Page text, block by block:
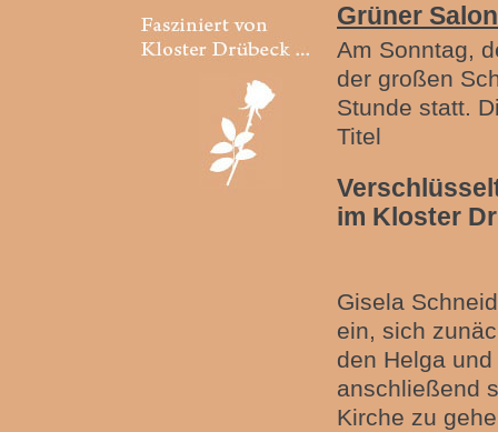
Grüner
Am Sonntag,
der großen
Stunde statt.
Titel
im Kloster
Gisela
ein, sich
den Helga
anschließend
Kirche zu